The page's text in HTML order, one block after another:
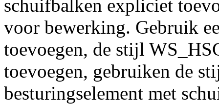
schuifbalken expliciet
voor bewerking. Gebruik
toevoegen, de stijl
toevoegen, gebruiken de
besturingselement met